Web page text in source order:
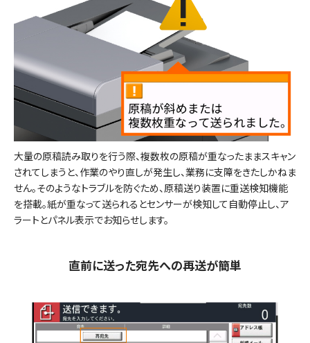
大量の原稿読み取りを行う際、複数枚の原稿が重なったままスキャン
されてしまうと、作業のやり直しが発生し、業務に支障をきたしかねま
せん。そのようなトラブルを防ぐため、原稿送り装置に重送検知機能
を搭載。紙が重なって送られるとセンサーが検知して自動停止し、ア
ラートとパネル表示でお知らせします。
直前に送った宛先への再送が簡単